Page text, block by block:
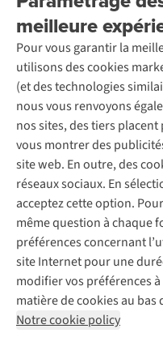
meilleure
Pour vous garantir la
utilisons des cookies
(et des technologies
nous vous renvoyons
nos sites, des tiers
vous montrer des
site web. En outre, des
réseaux sociaux. En
acceptez cette option.
même question à chaque
préférences concernant
site Internet pour une
modifier vos préférences
matière de cookies au bas
Notre cookie policy
Rétractation d'une commande
Entretien & réparations
Garantie
Contactez-nous
Entreprise responsable
À propos d’Ayacucho
Nos magasins
À propos d’A.S.Adventure
Déclaration d'accessibilité
Location / Location sports
Seconde-main
Entretien de ski
Service de lavage
Entretien de chaussures
Réparation de chaussures
Réparation de vêtements
Retouches
Pour les entreprises
Découvrez
A.S.Magazine
Explore Camp
Expertise & conseils
Abonnez-vous à la
Mentions légales
Conditions